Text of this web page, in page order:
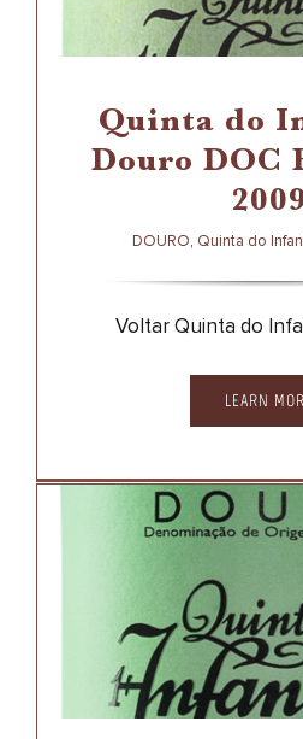
DOURO QUINTA DO
Quinta do
Douro DOC
DOURO, Quinta do
Voltar Quinta do
LEARN
Douro DOC
2008
DOURO QUINTA DO